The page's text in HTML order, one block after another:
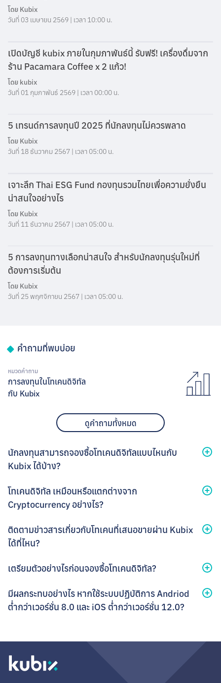
โดย Kubix
วันที่ 03 เมษายน 2569 | เวลา 10:00 น.
เปิดบัญชี kubix ภายในกุมภาพันธ์นี้ รับฟรี! เครื่องดื่มจาก
ร้าน Pacamara Coffee x 2 แก้ว!
โดย kubix
วันที่ 01 กุมภาพันธ์ 2569 | เวลา 00:00 น.
5 เทรนด์การลงทุนปี 2025 ที่นักลงทุนไม่ควรพลาด
โดย Kubix
วันที่ 18 ธันวาคม 2567 | เวลา 05:00 น.
เจาะลึก Thai ESG Fund กองทุนรวมไทยเพื่อความยั่งยืน
น่าสนใจอย่างไร
โดย Kubix
วันที่ 11 ธันวาคม 2567 | เวลา 05:00 น.
5 การลงทุนทางเลือกน่าสนใจ สำหรับนักลงทุนรุ่นใหม่ที่
ต้องการเริ่มต้น
โดย Kubix
วันที่ 25 พฤศจิกายน 2567 | เวลา 05:00 น.
คำถามที่พบบ่อย
หมวดคำถาม
การลงทุนในโทเคนดิจิทัล
กับ Kubix
ดูคำถามทั้งหมด
นักลงทุนสามารถจองซื้อโทเคนดิจิทัลแบบไหนกับ
Kubix ได้บ้าง?
นักลงทุนสามารถจองซื้อโทเคนดิจิทัลตามโครงการที่ผู้ประกอบการ
หรือบริษัทผู้ออกโทเคนดิจิทัล (Issuer) เปิดระดมทุนและเสนอขาย
ผ่านระบบของ Kubix
โดย Kubix จะทำหน้าที่ในการคัดกรองและตรวจสอบโครงการของผู้
ออกโทเคนดิจิทัล โดยจะคัดเลือกเฉพาะโครงการที่มีความน่าเชื่อถือ
และมีโครงสร้างการระดมทุนที่เหมาะสม
ทั้งนี้ การลงทุนในสินทรัพย์ดิจิทัลมีความเสี่ยง ผู้ลงทุนควรศึกษา
ข้อมูลก่อนตัดสินใจลงทุน
โทเคนดิจิทัล เหมือนหรือแตกต่างจาก
Cryptocurrency อย่างไร?
เหมือนกันอย่างไร?
ทั้งคริปโทเคอร์เรนซี (Cryptocurrency) และโทเคนดิจิทัลที่เสนอขาย
ของสํานักงานคณะกรรมการกํากับหลักทรัพย์และตลาดหลักทรัพย์
(ก.ล.ต.) และถูกสร้างและใช้งานอยู่บนเครือข่ายอิเล็กทรอนิกส์
แตกต่างกันอย่างไร?
ประสงค์คือ กำหนดสิทธิในการร่วมลงทุนในโครงการ หรือ
กิจการที่เปิดให้ร่วมลงทุน
ติดตามข่าวสารเกี่ยวกับโทเคนที่เสนอขายผ่าน Kubix
ได้ที่ไหน?
สามารถติดตามได้ผ่านช่องทางต่อไปนี้
"ข่าวสาร"
Kubix's official Facebook page :Kubix Digital Asset
เตรียมตัวอย่างไรก่อนจองซื้อโทเคนดิจิทัล?
เตรียมพร้อมลงทุนกับ Kubix ดังนี้
ดาวน์โหลดแอปพลิเคชัน Kubix บนโทรศัพท์มือถือ
บัญชีกับ Kubix’
เปิดบัญชีกับธนาคารกสิกรไทย และลงทะเบียนใช้
มีผลกระทบอย่างไร หากใช้ระบบปฏิบัติการ Andriod
ต่ำกว่าเวอร์ชั่น 8.0 และ iOS ต่ำกว่าเวอร์ชั่น 12.0?
กล่าว จะไม่สามารถเข้าใช้งานแอปพลิเคชันได้ ตั้งแต่วันที่ 23 พ.ค.
2566 เป็นต้นไป